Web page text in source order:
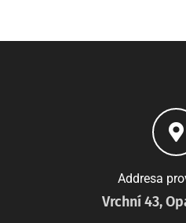
Addresa
Vrchní 43,